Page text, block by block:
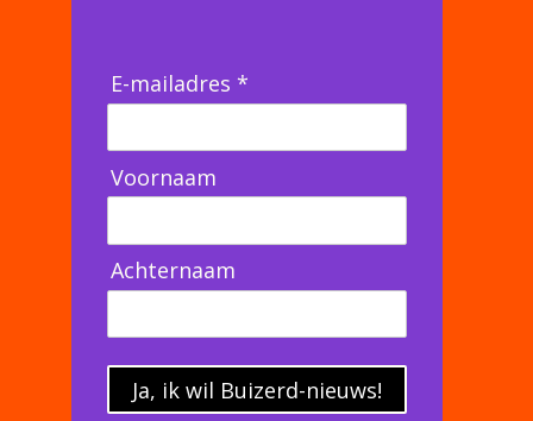
E-mailadres *
Voornaam
Achternaam
Ja, ik wil Buizerd-nieuws!